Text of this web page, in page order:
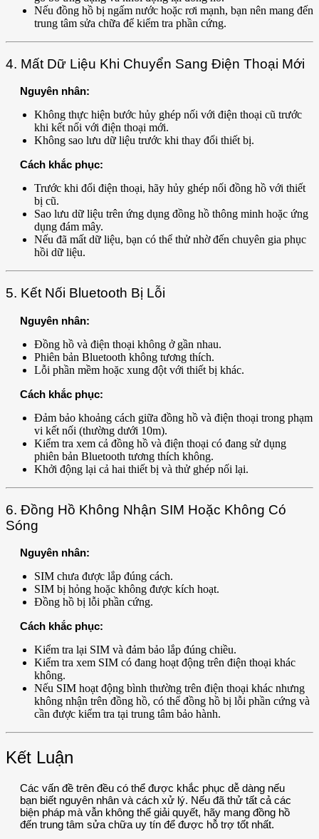
Nếu đồng hồ bị ngấm nước hoặc rơi mạnh, bạn nên mang đến
trung tâm sửa chữa để kiểm tra phần cứng.
4. Mất Dữ Liệu Khi Chuyển Sang Điện Thoại Mới
Nguyên nhân:
Không thực hiện bước hủy ghép nối với điện thoại cũ trước
khi kết nối với điện thoại mới.
Không sao lưu dữ liệu trước khi thay đổi thiết bị.
Cách khắc phục:
Trước khi đổi điện thoại, hãy hủy ghép nối đồng hồ với thiết
bị cũ.
Sao lưu dữ liệu trên ứng dụng đồng hồ thông minh hoặc ứng
dụng đám mây.
Nếu đã mất dữ liệu, bạn có thể thử nhờ đến chuyên gia phục
hồi dữ liệu.
5. Kết Nối Bluetooth Bị Lỗi
Nguyên nhân:
Đồng hồ và điện thoại không ở gần nhau.
Phiên bản Bluetooth không tương thích.
Lỗi phần mềm hoặc xung đột với thiết bị khác.
Cách khắc phục:
Đảm bảo khoảng cách giữa đồng hồ và điện thoại trong phạm
vi kết nối (thường dưới 10m).
Kiểm tra xem cả đồng hồ và điện thoại có đang sử dụng
phiên bản Bluetooth tương thích không.
Khởi động lại cả hai thiết bị và thử ghép nối lại.
6. Đồng Hồ Không Nhận SIM Hoặc Không Có
Sóng
Nguyên nhân:
SIM chưa được lắp đúng cách.
SIM bị hỏng hoặc không được kích hoạt.
Đồng hồ bị lỗi phần cứng.
Cách khắc phục:
Kiểm tra lại SIM và đảm bảo lắp đúng chiều.
Kiểm tra xem SIM có đang hoạt động trên điện thoại khác
không.
Nếu SIM hoạt động bình thường trên điện thoại khác nhưng
không nhận trên đồng hồ, có thể đồng hồ bị lỗi phần cứng và
cần được kiểm tra tại trung tâm bảo hành.
Kết Luận
Các vấn đề trên đều có thể được khắc phục dễ dàng nếu
bạn biết nguyên nhân và cách xử lý. Nếu đã thử tất cả các
biện pháp mà vẫn không thể giải quyết, hãy mang đồng hồ
đến trung tâm sửa chữa uy tín để được hỗ trợ tốt nhất.